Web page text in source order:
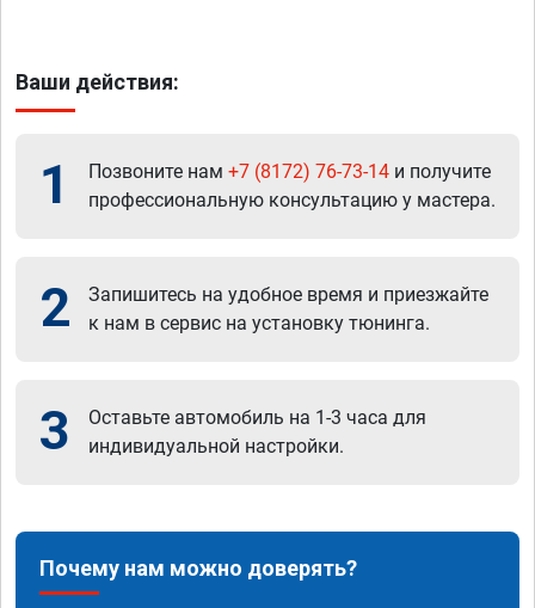
Ваши действия:
1 Позвоните нам +7 (8172) 76-73-14 и получите
профессиональную консультацию у мастера.
2
Запишитесь на удобное время и приезжайте
к нам в сервис на установку тюнинга.
3
Оставьте автомобиль на 1-3 часа для
индивидуальной настройки.
Почему нам можно доверять?